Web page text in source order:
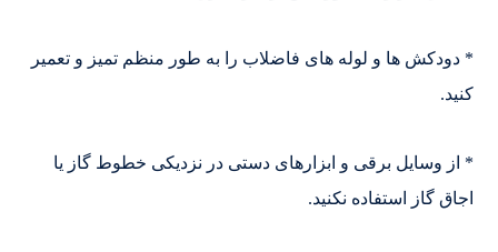
* دودکش ها و لوله های فاضلاب را به طور منظم تمیز و تعمیر
کنید.
* از وسایل برقی و ابزارهای دستی در نزدیکی خطوط گاز یا
اجاق گاز استفاده نکنید.